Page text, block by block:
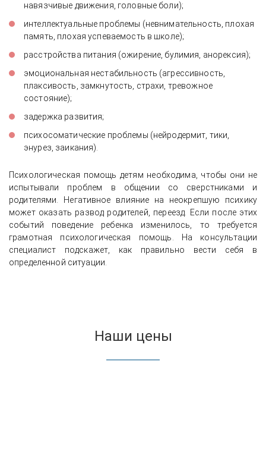
навязчивые движения, головные боли);
интеллектуальные проблемы (невнимательность, плохая
память, плохая успеваемость в школе);
расстройства питания (ожирение, булимия, анорексия);
эмоциональная нестабильность (агрессивность,
плаксивость, замкнутость, страхи, тревожное
состояние);
задержка развития;
психосоматические проблемы (нейродермит, тики,
энурез, заикания).
Психологическая помощь детям необходима, чтобы они не
испытывали проблем в общении со сверстниками и
родителями. Негативное влияние на неокрепшую психику
может оказать развод родителей, переезд. Если после этих
событий поведение ребенка изменилось, то требуется
грамотная психологическая помощь. На консультации
специалист подскажет, как правильно вести себя в
определенной ситуации.
Наши цены